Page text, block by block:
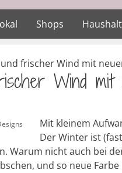
Shops
frischer Wind mit
Wind mit
Mit kleinem
Der Winter ist
Warum nicht auch bei
und so neue